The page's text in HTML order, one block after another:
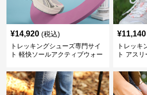
¥14,920 (税込)
トレッキングシューズ専門サイ
ト 軽快ソールアクティブウォー
¥11,140
トレッキ
ト アス